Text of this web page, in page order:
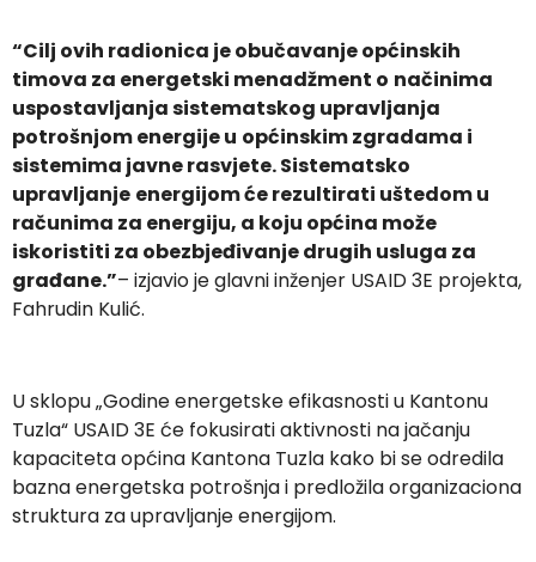
“Cilj ovih radionica je obučavanje općinskih
timova za energetski menadžment o načinima
uspostavljanja sistematskog upravljanja
potrošnjom energije u općinskim zgradama i
sistemima javne rasvjete. Sistematsko
upravljanje energijom će rezultirati uštedom u
računima za energiju, a koju općina može
iskoristiti za obezbjeđivanje drugih usluga za
građane.”– izjavio je glavni inženjer USAID 3E projekta,
Fahrudin Kulić.
U sklopu „Godine energetske efikasnosti u Kantonu
Tuzla“ USAID 3E će fokusirati aktivnosti na jačanju
kapaciteta općina Kantona Tuzla kako bi se odredila
bazna energetska potrošnja i predložila organizaciona
struktura za upravljanje energijom.